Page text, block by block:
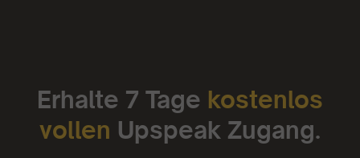
Erhalte 7 Tage kostenlos
vollen Upspeak Zugang.